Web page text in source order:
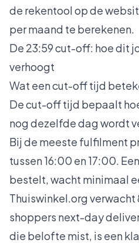
de rekentool op de
per maand te berekenen.
De 23:59 cut-off: hoe dit
verhoogt
Wat een cut-off tijd
De cut-off tijd bepaalt
nog dezelfde dag wordt
Bij de meeste fulfilment
tussen 16:00 en 17:00.
bestelt, wacht minimaal
Thuiswinkel.orgverwacht
shoppers next-day
die belofte mist, is een